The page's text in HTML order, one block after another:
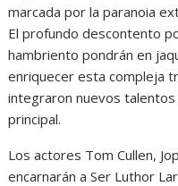
marcada por la paranoia
El profundo descontento
hambriento pondrán en
enriquecer esta compleja
integraron nuevos
principal.
Los actores Tom Cullen,
encarnarán a Ser Luthor